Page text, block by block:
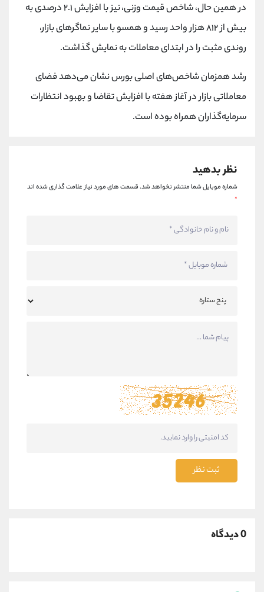
در همین حال، شاخص قیمت وزنی، نیز با افزایش ۲.۱ درصدی به
بیش از ۸۱۲ هزار واحد رسید و همسو با سایر نماگرهای بازار،
روندی مثبت را در ابتدای معاملات به نمایش گذاشت.
رشد همزمان شاخص‌های اصلی بورس نشان می‌دهد فضای
معاملاتی بازار در آغاز هفته با افزایش تقاضا و بهبود انتظارات
سرمایه‌گذاران همراه بوده است.
نظر بدهید
شماره موبایل شما منتشر نخواهد شد.قسمت های مورد نیاز علامت گذاری شده اند
*
ثبت نظر
0 دیدگاه